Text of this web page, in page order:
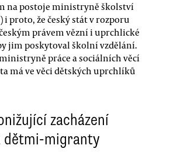
na postoje ministryně školství
i proto, že český stát v rozporu
právem vězní i uprchlické
jim poskytoval školní vzdělání.
práce a sociálních věcí
ta má ve věci dětských uprchlíků
zacházení
dětmi-migranty